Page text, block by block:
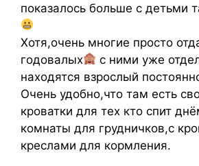
показалось больше с детьми
Хотя,очень многие просто
годовалых
с ними уже
находятся взрослый
Очень удобно,что там есть
кроватки для тех кто спит
комнаты для грудничков,с
креслами для кормления.